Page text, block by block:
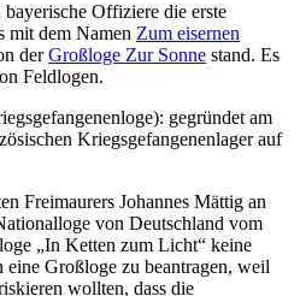
Offiziere die erste
mit dem Namen Zum eisernen
derGroßloge Zur Sonne stand. Es
Feldlogen.
gegründet am
Kriegsgefangenenlager auf
Freimaurers Johannes Mättig an
von Deutschland vom
„In Ketten zum Licht“ keine
Großloge zu beantragen, weil
wollten, dass die